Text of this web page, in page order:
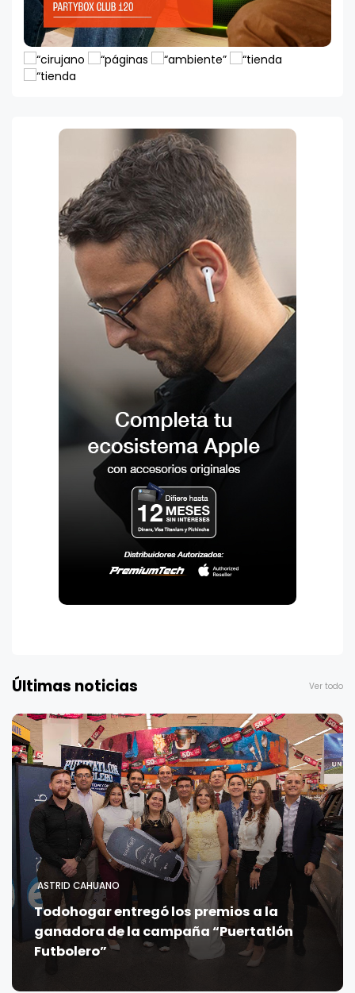
Últimas noticias Ver todo
ASTRID CAHUANO
Todohogar entregó los premios a la
ganadora de la campaña “Puertatlón
Futbolero”